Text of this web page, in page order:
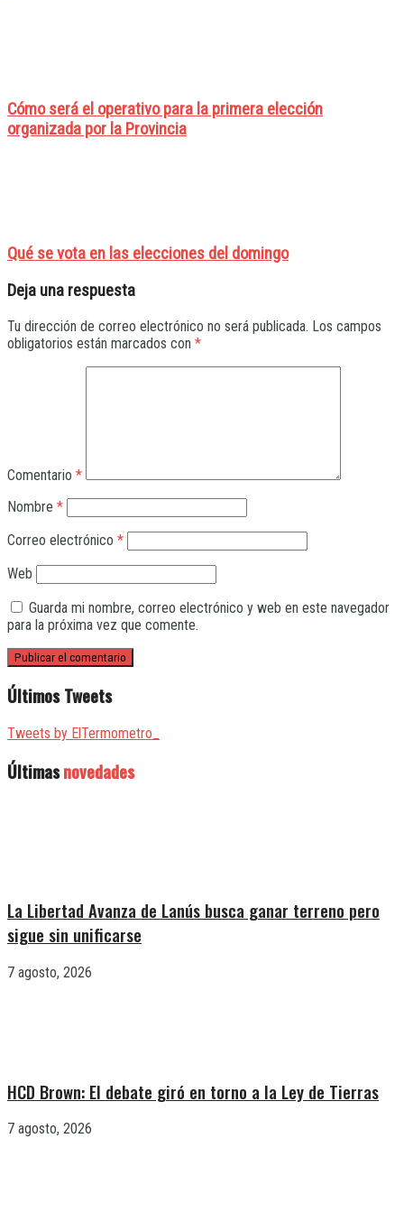
Cómo será el operativo para la primera elección
organizada por la Provincia
Qué se vota en las elecciones del domingo
Deja una respuesta
Tu dirección de correo electrónico no será publicada. Los campos
obligatorios están marcados con *
Comentario *
Nombre *
Correo electrónico *
Web
Guarda mi nombre, correo electrónico y web en este navegador
para la próxima vez que comente.
Últimos Tweets
Tweets by ElTermometro_
Últimasnovedades
La Libertad Avanza de Lanús busca ganar terreno pero
sigue sin unificarse
7 agosto, 2026
HCD Brown: El debate giró en torno a la Ley de Tierras
7 agosto, 2026